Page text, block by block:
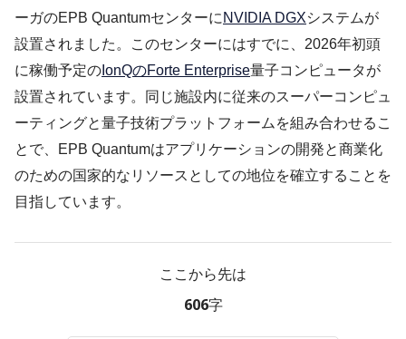
ーガのEPB Quantumセンターに NVIDIA DGXシステムが
設置されました。このセンターにはすでに、2026年初頭
に稼働予定の IonQのForte Enterprise量子コンピュータが
設置されています。同じ施設内に従来のスーパーコンピュ
ーティングと量子技術プラットフォームを組み合わせるこ
とで、EPB Quantumはアプリケーションの開発と商業化
のための国家的なリソースとしての地位を確立することを
目指しています。
ここから先は
606字